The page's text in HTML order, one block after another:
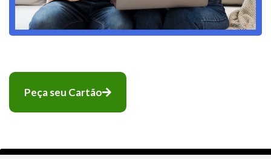
Peça seu Cartão